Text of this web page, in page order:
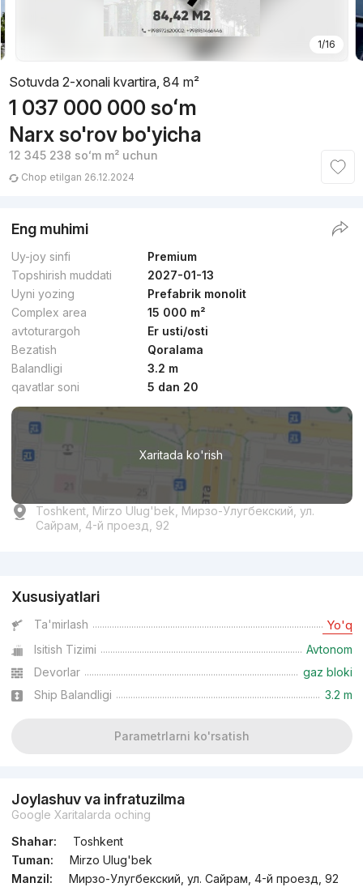
1/16
Sotuvda 2-xonali kvartira, 84 m²
1 037 000 000 soʻm
Narx so'rov bo'yicha
12 345 238 soʻmm² uchun
Chop etilgan 26.12.2024
Eng muhimi
Uy-joy sinfi
Premium
Topshirish muddati
2027-01-13
Uyni yozing
Prefabrik monolit
Complex area
15 000 m²
avtoturargoh
Er usti/osti
Bezatish
Qoralama
Balandligi
3.2 m
qavatlar soni
5 dan 20
Xaritada ko'rish
Toshkent, Mirzo Ulug'bek, Мирзо-Улугбекский, ул.
Сайрам, 4-й проезд, 92
Xususiyatlari
Ta'mirlash Yo'q
Isitish Tizimi
Avtonom
Devorlar
gaz bloki
Ship Balandligi
3.2 m
Parametrlarni ko'rsatish
Joylashuv va infratuzilma
Google Xaritalarda oching
Shahar:
Toshkent
Tuman:
Mirzo Ulug'bek
Manzil:
Мирзо-Улугбекский, ул. Сайрам, 4-й проезд, 92